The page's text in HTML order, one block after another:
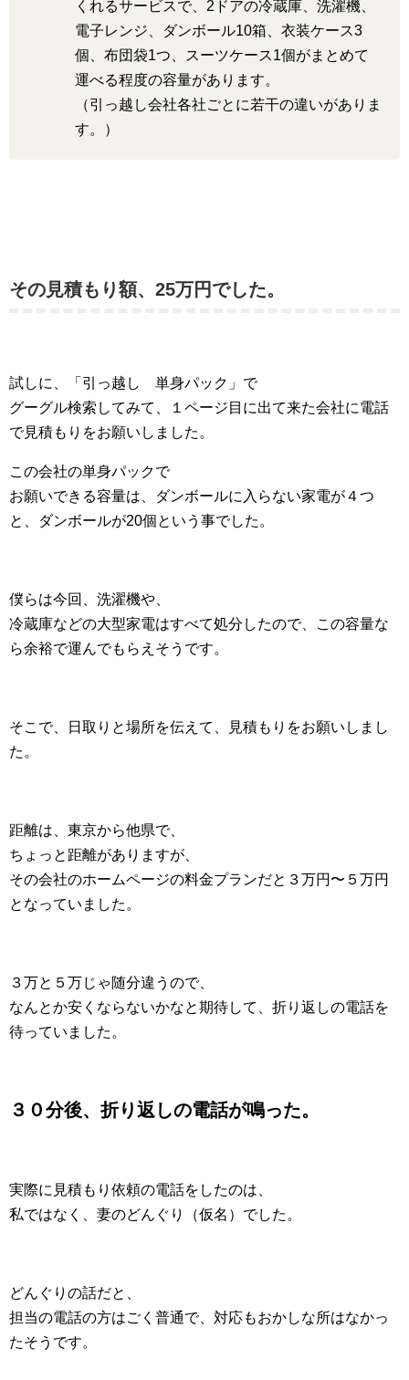
くれるサービスで、2ドアの冷蔵庫、洗濯機、
電子レンジ、ダンボール10箱、衣装ケース3
個、布団袋1つ、スーツケース1個がまとめて
運べる程度の容量があります。
（引っ越し会社各社ごとに若干の違いがありま
す。）
その見積もり額、25万円でした。
試しに、「引っ越し 単身パック」で
グーグル検索してみて、１ページ目に出て来た会社に電話
で見積もりをお願いしました。
この会社の単身パックで
お願いできる容量は、ダンボールに入らない家電が４つ
と、ダンボールが20個という事でした。
僕らは今回、洗濯機や、
冷蔵庫などの大型家電はすべて処分したので、この容量な
ら余裕で運んでもらえそうです。
そこで、日取りと場所を伝えて、見積もりをお願いしまし
た。
距離は、東京から他県で、
ちょっと距離がありますが、
その会社のホームページの料金プランだと３万円〜５万円
となっていました。
３万と５万じゃ随分違うので、
なんとか安くならないかなと期待して、折り返しの電話を
待っていました。
３０分後、折り返しの電話が鳴った。
実際に見積もり依頼の電話をしたのは、
私ではなく、妻のどんぐり（仮名）でした。
どんぐりの話だと、
担当の電話の方はごく普通で、対応もおかしな所はなかっ
たそうです。